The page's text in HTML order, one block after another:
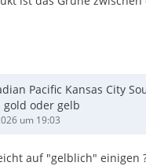
Pacific Kansas City
oder gelb
um 19:03
auf "gelblich" einigen